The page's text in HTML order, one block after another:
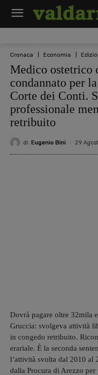
Cronaca Economia
Medico ostetrico
condannato per
Corte dei Conti.
professionale
retribuito
di Eugenio Bini 29
Dovrà pagare oltre 32mila
Gruccia: svolgeva attività
in congedo retribuito.
erariale. È la seconda
l’attività svolta dal 2010 al
dalla Procura di Arezzo